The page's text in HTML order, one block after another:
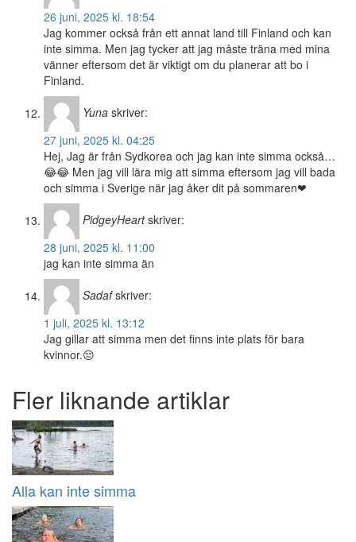
26 juni, 2025 kl. 18:54
Jag kommer också från ett annat land till Finland och kan
inte simma. Men jag tycker att jag måste träna med mina
vänner eftersom det är viktigt om du planerar att bo i
Finland.
Yuna skriver:
27 juni, 2025 kl. 04:25
Hej, Jag är från Sydkorea och jag kan inte simma också…
😂😂 Men jag vill lära mig att simma eftersom jag vill bada
och simma i Sverige när jag åker dit på sommaren❤
PidgeyHeart skriver:
28 juni, 2025 kl. 11:00
jag kan inte simma än
Sadaf skriver:
1 juli, 2025 kl. 13:12
Jag gillar att simma men det finns inte plats för bara
kvinnor.😔
Fler liknande artiklar
Alla kan inte simma